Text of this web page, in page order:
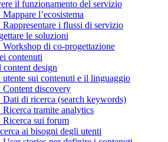
il funzionamento del servizio
Mappare l’ecosistema
Rappresentare i flussi di servizio
le soluzioni
Workshop di co-progettazione
contenuti
content design
utente sui contenuti e il linguaggio
Content discovery
Dati di ricerca (search keywords)
Ricerca tramite analytics
Ricerca sui forum
ai bisogni degli utenti